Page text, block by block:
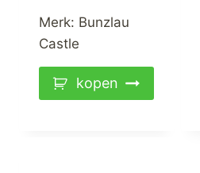
Merk: Bunzlau
Castle
kopen